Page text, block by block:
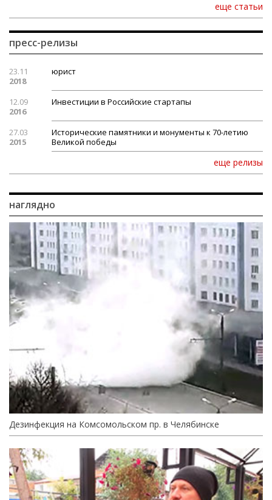
еще статьи
пресс-релизы
23.11
2018
юрист
12.09
2016
Инвестиции в Российские стартапы
27.03
2015
Исторические памятники и монументы к 70-летию
Великой победы
еще релизы
наглядно
Дезинфекция на Комсомольском пр. в Челябинске